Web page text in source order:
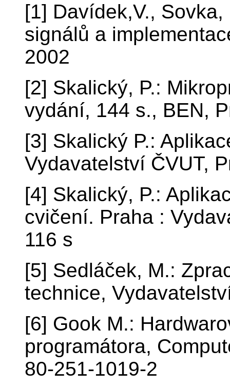
[1] Davídek,V.,
signálů a
2002
[2] Skalický, P.:
vydání, 144 s., BEN,
[3] Skalický P.:
Vydavatelství ČVUT,
[4] Skalický, P.:
cvičení. Praha :
116 s
[5] Sedláček, M.:
technice,
[6] Gook M.:
programátora,
80-251-1019-2